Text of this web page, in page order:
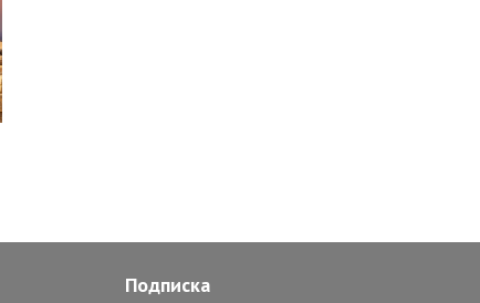
Подписка